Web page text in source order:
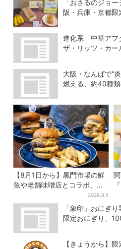
「おさるのジョ
阪・兵庫・京都限
進化系「中華ア
ザ・リッツ・カー
大阪・なんばで“
燃える、約40種
【8月1日から】黒門市場の鮮
魚や老舗味噌店とコラボ、大
阪・なんばのホテルで“地域密
着”の限定バーガー
2026.8.5
「象印」おにぎ
限定おにぎり、
【きょうから】